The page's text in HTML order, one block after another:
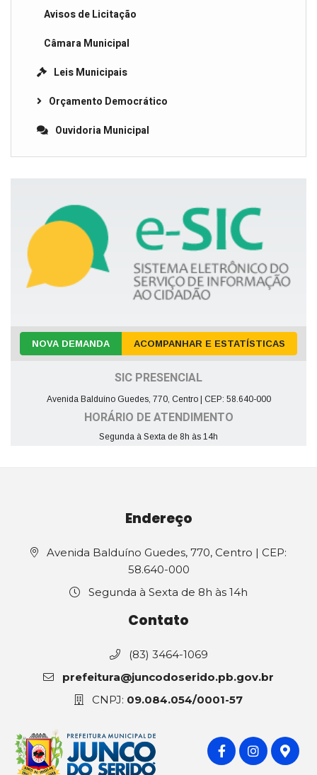
Avisos de Licitação
Câmara Municipal
Leis Municipais
Orçamento Democrático
Ouvidoria Municipal
NOVA DEMANDA ACOMPANHAR E ESTATÍSTICAS
SIC PRESENCIAL
Avenida Balduíno Guedes, 770, Centro | CEP: 58.640-000
HORÁRIO DE ATENDIMENTO
Segunda à Sexta de 8h às 14h
Endereço
Avenida Balduíno Guedes, 770, Centro | CEP:
58.640-000
Segunda à Sexta de 8h às 14h
Contato
(83) 3464-1069
prefeitura@juncodoserido.pb.gov.br
CNPJ: 09.084.054/0001-57